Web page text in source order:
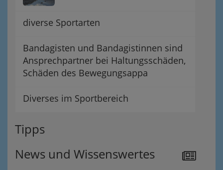
diverse Sportarten
Bandagisten und Bandagistinnen sind
Ansprechpartner bei Haltungsschäden,
Schäden des Bewegungsappa
Diverses im Sportbereich
Tipps
News und Wissenswertes